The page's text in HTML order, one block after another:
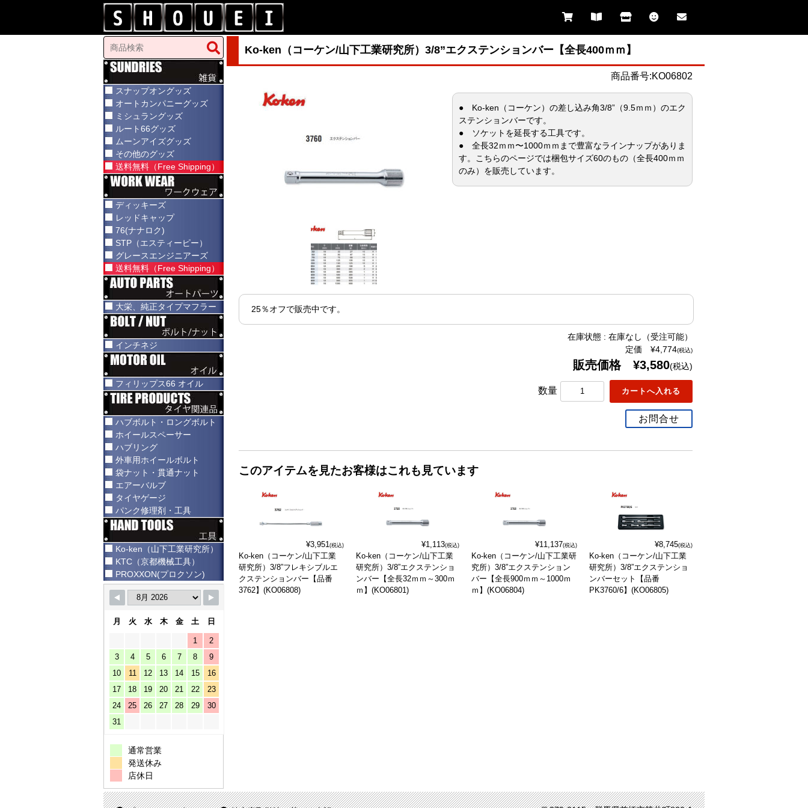
スナップオングッズ
オートカンパニーグッズ
ミシュラングッズ
ルート66グッズ
ムーンアイズグッズ
その他のグッズ
送料無料（Free Shipping）
ディッキーズ
レッドキャップ
76(ナナロク)
STP（エスティーピー）
グレースエンジニアーズ
送料無料（Free Shipping）
大栄、純正タイプマフラー
インチネジ
フィリップス66 オイル
ハブボルト・ロングボルト
ホイールスペーサー
ハブリング
外車用ホイールボルト
袋ナット・貫通ナット
エアーバルブ
タイヤゲージ
パンク修理剤・工具
Ko-ken（山下工業研究所）
KTC（京都機械工具）
PROXXON(プロクソン)
月 火 水 木 金 土 日
1
2
3
4 5 6 7 8
9
10
11 12 13 14 15
16
17
18 19 20 21 22
23
24
25 26 27 28 29
30
31
通常営業
発送休み
店休日
Ko-ken（コーケン/山下工業研究所）3/8”エクステンションバー【全長400ｍｍ】
商品番号:KO06802
● Ko-ken（コーケン）の差し込み角3/8”（9.5ｍｍ）のエク
ステンションバーです。
● ソケットを延長する工具です。
● 全長32ｍｍ〜1000ｍｍまで豊富なラインナップがありま
す。こちらのページでは梱包サイズ60のもの（全長400ｍｍ
のみ）を販売しています。
25％オフで販売中です。
在庫状態 : 在庫なし（受注可能）
定価 ¥4,774(税込)
販売価格 ¥3,580(税込)
数量
お問合せ
このアイテムを見たお客様はこれも見ています
¥3,951(税込)
Ko-ken（コーケン/山下工業
研究所）3/8”フレキシブルエ
クステンションバー【品番
3762】(KO06808)
¥1,113(税込)
Ko-ken（コーケン/山下工業
研究所）3/8”エクステンショ
ンバー【全長32ｍｍ～300ｍ
ｍ】(KO06801)
¥11,137(税込)
Ko-ken（コーケン/山下工業研
究所）3/8”エクステンション
バー【全長900ｍｍ～1000ｍ
ｍ】(KO06804)
¥8,745(税込)
Ko-ken（コーケン/山下工業
研究所）3/8”エクステンショ
ンバーセット【品番
PK3760/6】(KO06805)